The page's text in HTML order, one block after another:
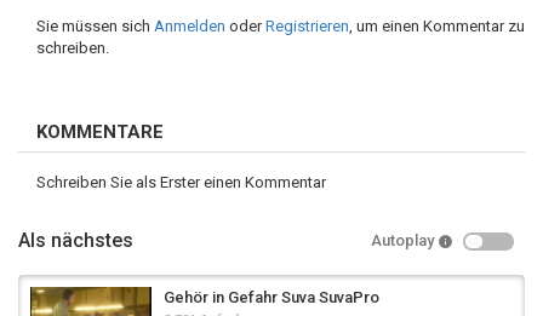
Sie müssen sich Anmelden oderRegistrieren, um einen Kommentar zu
schreiben.
KOMMENTARE
Schreiben Sie als Erster einen Kommentar
Als nächstes Autoplay
Gehör in Gefahr Suva SuvaPro